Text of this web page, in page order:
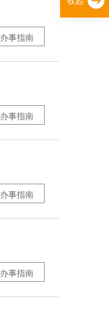
办事指南
办事指南
办事指南
办事指南